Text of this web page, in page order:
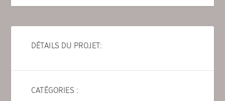
DÉTAILS DU PROJET:
CATÉGORIES :